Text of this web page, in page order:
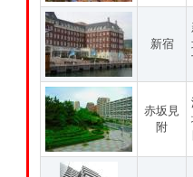
新宿
赤坂見
附